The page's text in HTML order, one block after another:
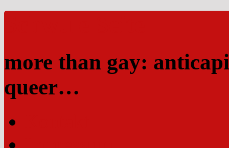
more than gay:
queer…